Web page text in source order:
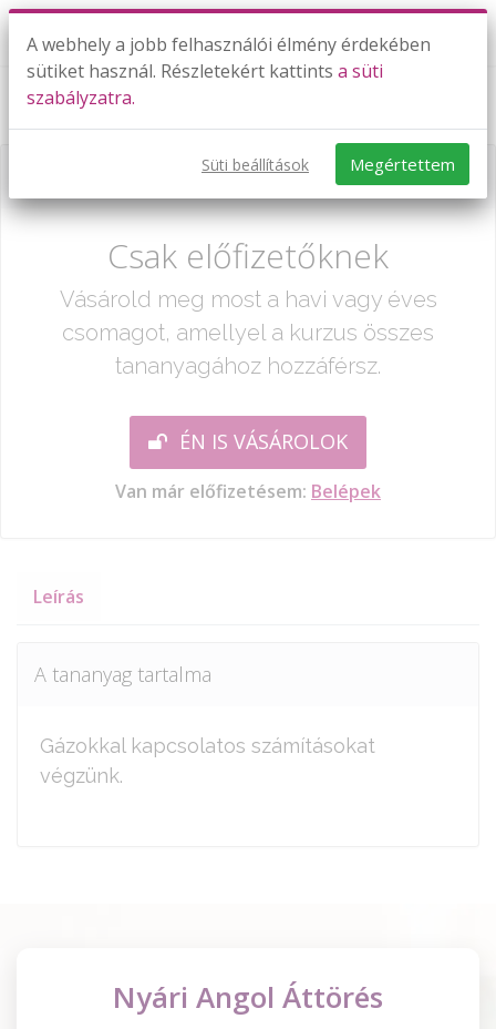
Gázok, gázelegyek - gyakorló feladatok
Már csak egy lépés:
Csak előfizetőknek
Vásárold meg most a havi vagy éves
csomagot, amellyel a kurzus összes
tananyagához hozzáférsz.
ÉN IS VÁSÁROLOK
Van már előfizetésem: Belépek
Leírás
A tananyag tartalma
Gázokkal kapcsolatos számításokat
végzünk.
Nyári Angol Áttörés
A webhely a jobb felhasználói élmény érdekében
sütiket használ. Részletekért kattints a süti
szabályzatra.
Süti beállítások Megértettem